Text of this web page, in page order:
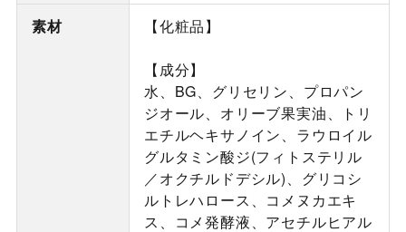
素材 【化粧品】
【成分】
水、BG、グリセリン、プロパン
ジオール、オリーブ果実油、トリ
エチルヘキサノイン、ラウロイル
グルタミン酸ジ(フィトステリル
／オクチルドデシル)、グリコシ
ルトレハロース、コメヌカエキ
ス、コメ発酵液、アセチルヒアル